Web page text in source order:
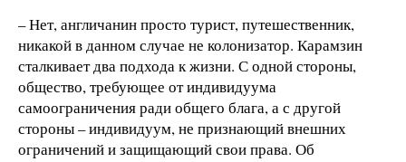
– Нет, англичанин просто турист, путешественник,
никакой в данном случае не колонизатор. Карамзин
сталкивает два подхода к жизни. С одной стороны,
общество, требующее от индивидуума
самоограничения ради общего блага, а с другой
стороны – индивидуум, не признающий внешних
ограничений и защищающий свои права. Об